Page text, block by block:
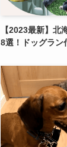
【2023最新】北
8選！ドッグラ